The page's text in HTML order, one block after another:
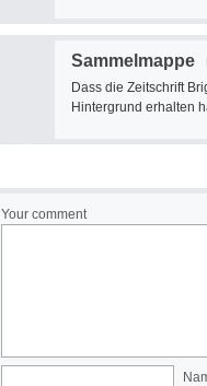
Sammelmappe
Dass die Zeitschrift
Hintergrund erhalten
Your comment